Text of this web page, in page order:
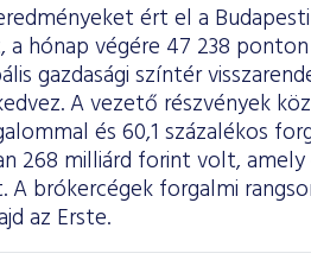
ért el a
a hónap végére 47 238
gazdasági színtér
A vezető részvények
és 60,1 százalékos
268 milliárd forint volt,
brókercégek forgalmi
az Erste.